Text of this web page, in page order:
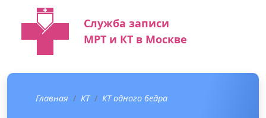
Служба записи
МРТ и КТ в Москве
Главная КТ КТ одного бедра